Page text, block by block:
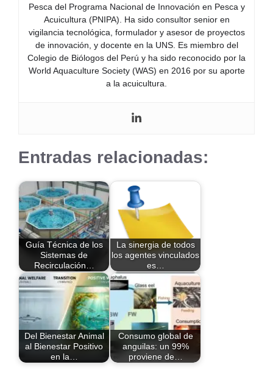
Pesca del Programa Nacional de Innovación en Pesca y
Acuicultura (PNIPA). Ha sido consultor senior en
vigilancia tecnológica, formulador y asesor de proyectos
de innovación, y docente en la UNS. Es miembro del
Colegio de Biólogos del Perú y ha sido reconocido por la
World Aquaculture Society (WAS) en 2016 por su aporte
a la acuicultura.
Entradas relacionadas:
Guía Técnica de los
Sistemas de
Recirculación…
La sinergia de todos
los agentes vinculados
es…
Del Bienestar Animal
al Bienestar Positivo
en la…
Consumo global de
anguilas: un 99%
proviene de…